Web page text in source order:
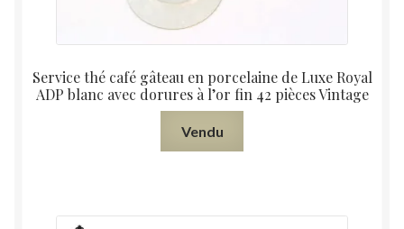
Service thé café gâteau en porcelaine de Luxe Royal
ADP blanc avec dorures à l’or fin 42 pièces Vintage
Vendu